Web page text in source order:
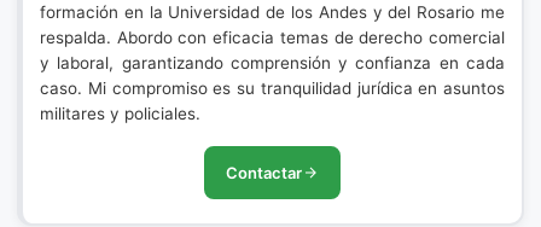
formación en la Universidad de los Andes y del Rosario me
respalda. Abordo con eficacia temas de derecho comercial
y laboral, garantizando comprensión y confianza en cada
caso. Mi compromiso es su tranquilidad jurídica en asuntos
militares y policiales.
Contactar